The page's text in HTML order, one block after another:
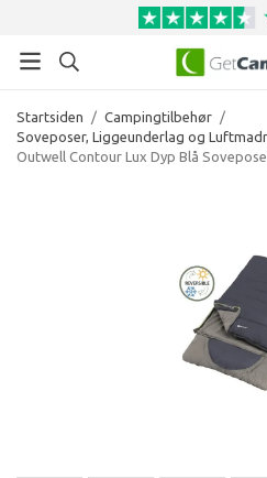
Startsiden / Campingtilbehør /
Soveposer, Liggeunderlag og
Outwell Contour Lux Dyp Blå Sovepose